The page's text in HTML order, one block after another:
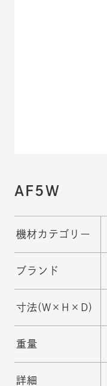
AF5W
機材カテゴリー
ブランド
寸法(W×H×D)
重量
詳細